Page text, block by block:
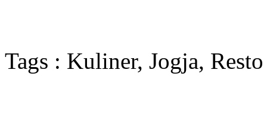
Tags : Kuliner, Jogja, Resto